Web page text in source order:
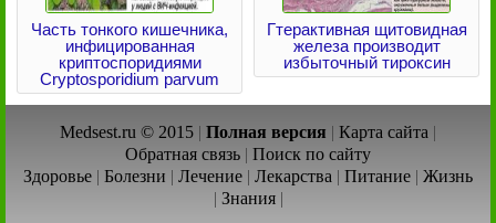
Часть тонкого кишечника,
инфицированная
криптоспоридиями
Cryptosporidium parvum
Гтерактивная щитовидная
железа производит
избыточный тироксин
Medsest.ru © 2015 | Полная версия | Карта сайта |
Обратная связь | Поиск по сайту
Здоровье | Болезни | Лечение | Лекарства | Питание | Жизнь
| Знания|